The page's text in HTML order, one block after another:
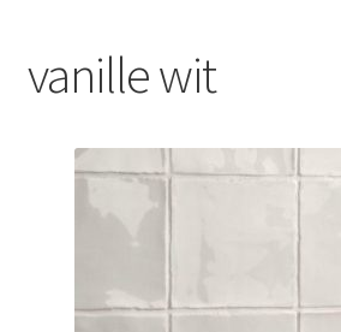
Contact
vanille wit